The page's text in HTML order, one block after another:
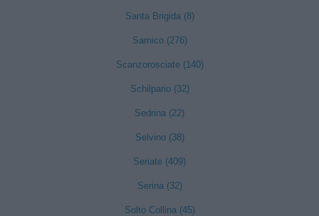
Santa Brigida (8)
Sarnico (276)
Scanzorosciate (140)
Schilpario (32)
Sedrina (22)
Selvino (38)
Seriate (409)
Serina (32)
Solto Collina (45)